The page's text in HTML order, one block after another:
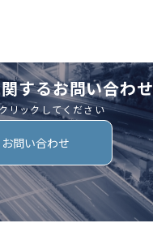
するお問い合わせ
リックしてください
お問い合わせ